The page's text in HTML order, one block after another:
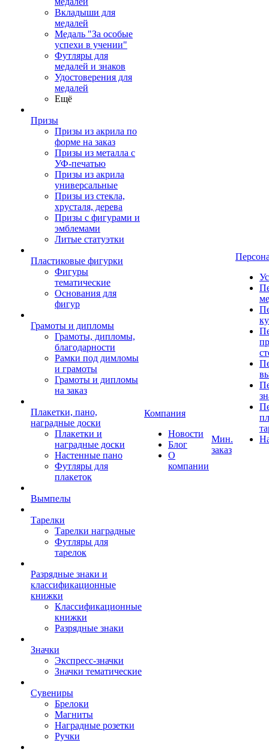
Вкладыши для
медалей
Медаль "За особые
успехи в учении"
Футляры для
медалей и знаков
Удостоверения для
медалей
Ещё
Призы
Призы из акрила по
форме на заказ
Призы из металла с
УФ-печатью
Призы из акрила
универсальные
Призы из стекла,
хрусталя, дерева
Призы с фигурами и
эмблемами
Литые статуэтки
Пластиковые фигурки
Фигуры
тематические
Основания для
фигур
Грамоты и дипломы
Грамоты, дипломы,
благодарности
Рамки под димломы
и грамоты
Грамоты и дипломы
на заказ
Плакетки, пано,
наградные доски
Плакетки и
наградные доски
Настенные пано
Футляры для
плакеток
Вымпелы
Тарелки
Тарелки наградные
Футляры для
тарелок
Разрядные знаки и
классификационные
книжки
Классификационные
книжки
Разрядные знаки
Значки
Экспресс-значки
Значки тематические
Сувениры
Брелоки
Магниты
Наградные розетки
Ручки
Компания
Новости
Блог
О
компании
Мин.
заказ